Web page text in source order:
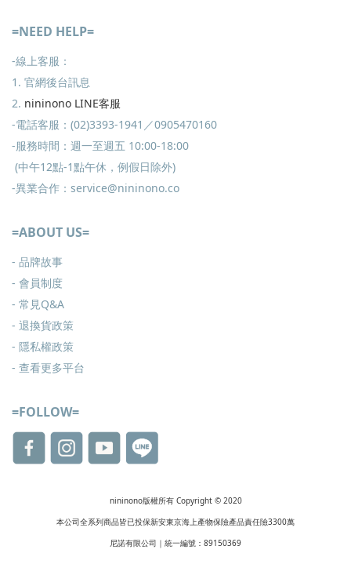
=NEED HELP=
-線上客服：
1. 官網後台訊息
2. nininono LINE客服
-電話客服：(02)3393-1941／0905470160
-服務時間：週一至週五 10:00-18:00
(中午12點-1點午休，例假日除外)
-異業合作：service@nininono.co
=ABOUT US=
- 品牌故事
- 會員制度
- 常見Q&A
- 退換貨政策
- 隱私權政策
- 查看更多平台
=FOLLOW=
nininono版權所有 Copyright © 2020
本公司全系列商品皆已投保新安東京海上產物保險產品責任險3300萬
尼諾有限公司｜統一編號：89150369